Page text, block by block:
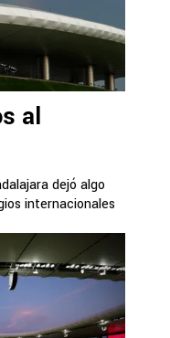
al
dejó algo
internacionales